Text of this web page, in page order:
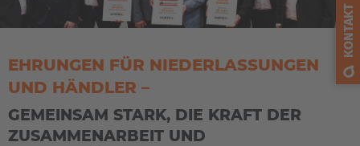
English
Español
Français
EHRUNGEN FÜR NIEDERLASSUNGEN
UND HÄNDLER –
GEMEINSAM STARK, DIE KRAFT DER
ZUSAMMENARBEIT UND
KONTAKT